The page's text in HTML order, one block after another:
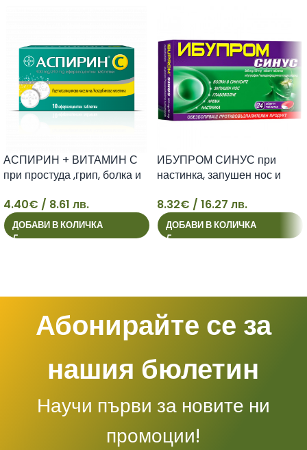
4
АСПИРИН + ВИТАМИН С
при простуда ,грип, болка и
ефервесцентни таблетки х
10
4.40€ / 8.61 лв.
ДОБАВИ В КОЛИЧКА
8
ИБУПРОМ СИНУС при
настинка, запушен нос и
8.32€ / 16.27 лв.
ДОБАВИ В КОЛИЧКА
Абонирайте се за
нашия бюлетин
Научи първи за новите ни
промоции!